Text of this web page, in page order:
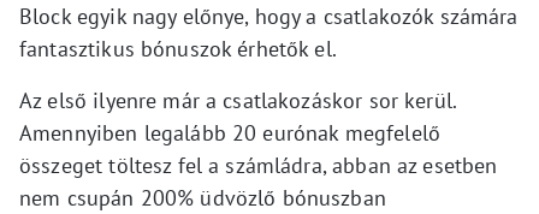
Block egyik nagy előnye, hogy a csatlakozók számára
fantasztikus bónuszok érhetők el.
Az első ilyenre már a csatlakozáskor sor kerül.
Amennyiben legalább 20 eurónak megfelelő
összeget töltesz fel a számládra, abban az esetben
nem csupán 200% üdvözlő bónuszban